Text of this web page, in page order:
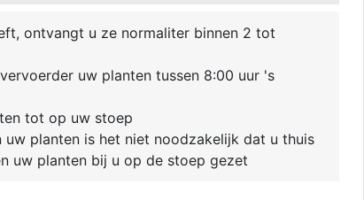
ontvangt u ze normaliter binnen 2 tot
uw planten tussen 8:00 uur 's
tot op uw stoep
planten is het niet noodzakelijk dat u thuis
uw planten bij u op de stoep gezet